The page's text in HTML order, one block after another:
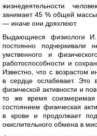
жизнедеятельности
занимает 45 % общей
— иначе они дряхлеют.
Выдающиеся физиологи
постоянно подчеркивали
умственного и
работоспособности и
Известно, что с возрастом
в сердце ослабевает. Это
физической активности и
то же время
состоянием физическая
в крови и продолжает
окислительного обмена в